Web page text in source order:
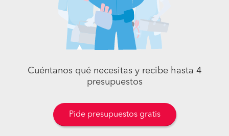
Cuéntanos qué necesitas y recibe hasta 4
presupuestos
Pide presupuestos gratis